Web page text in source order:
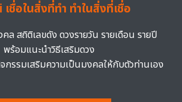
ชื่อในสิ่งที่ทำ ทำในสิ่งที่เชื่อ
คล สถิติเลขดัง ดวงรายวัน รายเดือน รายปี
พร้อมแนะนำวิธีเสริมดวง
กรรมเสริมความเป็นมงคลให้กับตัวท่านเอง